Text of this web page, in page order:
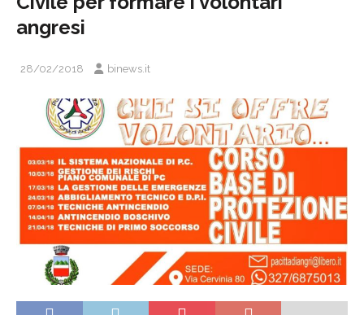
angresi
28/02/2018 binews.it